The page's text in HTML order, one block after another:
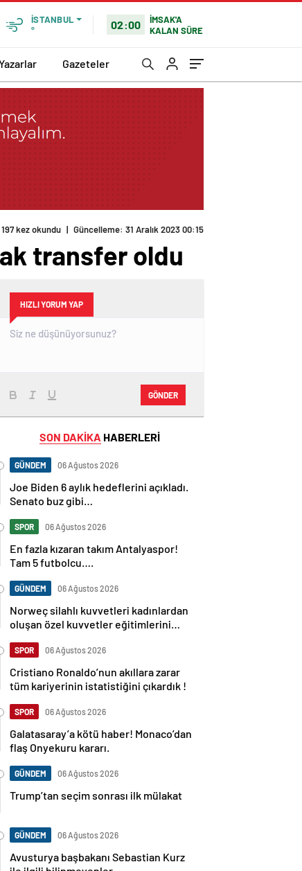
İSTANBUL
°
02:00
İMSAK'A
KALAN SÜRE
Gazeteler
197 kez okundu | Güncelleme: 31 Aralık 2023 00:15
transfer oldu
HIZLI YORUM YAP
GÖNDER
SON DAKİKA HABERLERİ
GÜNDEM 06 Ağustos 2026
Joe Biden 6 aylık hedeflerini açıkladı.
Senato buz gibi…
SPOR 06 Ağustos 2026
En fazla kızaran takım Antalyaspor!
Tam 5 futbolcu….
GÜNDEM 06 Ağustos 2026
Norweç silahlı kuvvetleri kadınlardan
oluşan özel kuvvetler eğitimlerini
SPOR 06 Ağustos 2026
Cristiano Ronaldo’nun akıllara zarar
tüm kariyerinin istatistiğini çıkardık !
SPOR 06 Ağustos 2026
Galatasaray’a kötü haber! Monaco’dan
flaş Onyekuru kararı.
GÜNDEM 06 Ağustos 2026
Trump’tan seçim sonrası ilk mülakat
GÜNDEM 06 Ağustos 2026
Avusturya başbakanı Sebastian Kurz